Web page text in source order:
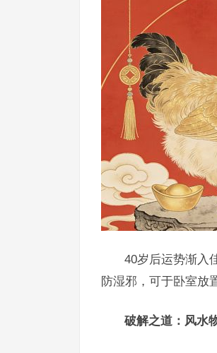
40岁后运势渐入
防湿邪，可于卧室放
破解之道：风水